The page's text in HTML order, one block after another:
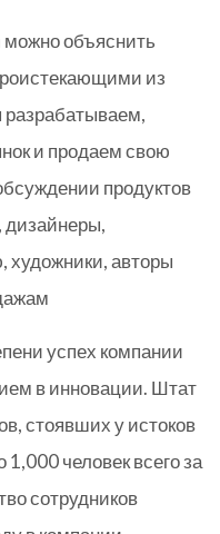
объяснить
из
разрабатываем,
и продаем свою
продуктов
дизайнеры,
художники, авторы
успех компании
в инновации. Штат
стоявших у истоков
человек всего за
сотрудников